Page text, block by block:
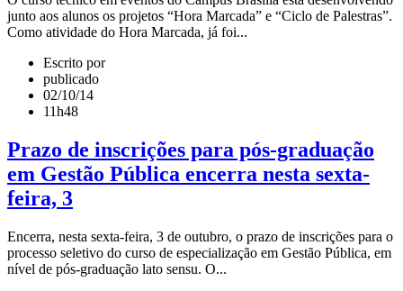
junto aos alunos os projetos “Hora Marcada” e “Ciclo de Palestras”.
Como atividade do Hora Marcada, já foi...
Escrito por
publicado
02/10/14
11h48
Prazo de inscrições para pós-graduação
em Gestão Pública encerra nesta sexta-
feira, 3
Encerra, nesta sexta-feira, 3 de outubro, o prazo de inscrições para o
processo seletivo do curso de especialização em Gestão Pública, em
nível de pós-graduação lato sensu. O...